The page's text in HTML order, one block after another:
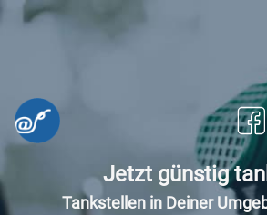
Jetzt günstig
Tankstellen in Deiner